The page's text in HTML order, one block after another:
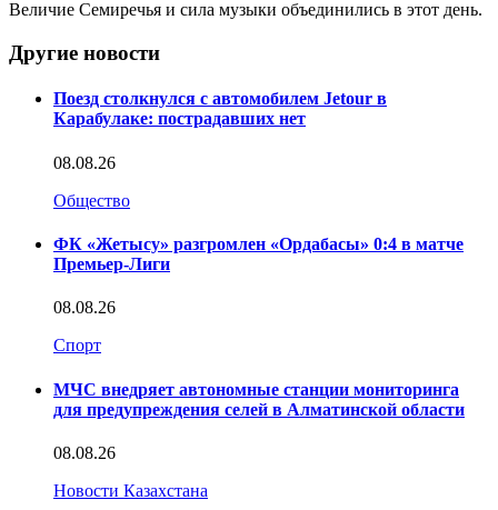
Величие Семиречья и сила музыки объединились в этот день.
Другие новости
Поезд столкнулся с автомобилем Jetour в
Карабулаке: пострадавших нет
08.08.26
Общество
ФК «Жетысу» разгромлен «Ордабасы» 0:4 в матче
Премьер-Лиги
08.08.26
Спорт
МЧС внедряет автономные станции мониторинга
для предупреждения селей в Алматинской области
08.08.26
Новости Казахстана